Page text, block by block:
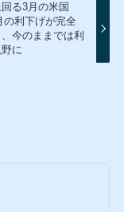
る3月の米国
の利下げが完全
今のままでは利
に